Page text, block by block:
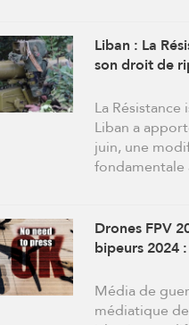
Liban : La
son droit de
La
Liban a
juin, une
Drones FPV
bipeurs 2024
Média de
médiatique